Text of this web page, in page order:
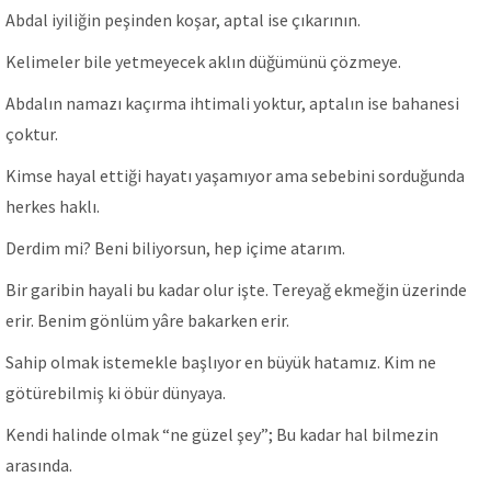
Abdal iyiliğin peşinden koşar, aptal ise çıkarının.
Kelimeler bile yetmeyecek aklın düğümünü çözmeye.
Abdalın namazı kaçırma ihtimali yoktur, aptalın ise bahanesi
çoktur.
Kimse hayal ettiği hayatı yaşamıyor ama sebebini sorduğunda
herkes haklı.
Derdim mi? Beni biliyorsun, hep içime atarım.
Bir garibin hayali bu kadar olur işte. Tereyağ ekmeğin üzerinde
erir. Benim gönlüm yâre bakarken erir.
Sahip olmak istemekle başlıyor en büyük hatamız. Kim ne
götürebilmiş ki öbür dünyaya.
Kendi halinde olmak “ne güzel şey”; Bu kadar hal bilmezin
arasında.